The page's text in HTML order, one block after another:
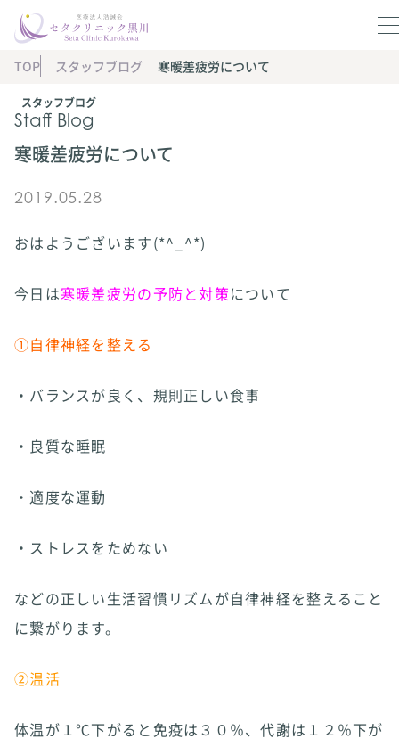
スタッフブログ
Staff Blog
TOP スタッフブログ 寒暖差疲労について
寒暖差疲労について
2019.05.28
おはようございます(*^_^*)
今日は寒暖差疲労の予防と対策について
①自律神経を整える
・バランスが良く、規則正しい食事
・良質な睡眠
・適度な運動
・ストレスをためない
などの正しい生活習慣リズムが自律神経を整えること
に繋がります。
②温活
体温が１℃下がると免疫は３０％、代謝は１２％下が